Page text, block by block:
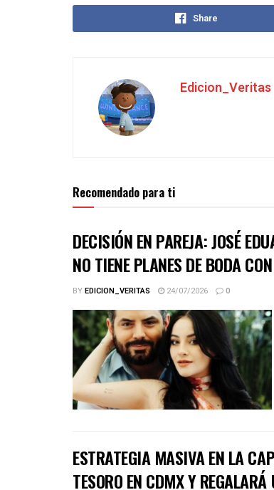
Share
Edicion_Veritas
Recomendado para ti
DECISIÓN EN PAREJA: JOSÉ
NO TIENE PLANES DE BODA
BYEDICION_VERITAS 24/07/2026 0
ESTRATEGIA MASIVA EN LA
TESORO EN CDMX Y